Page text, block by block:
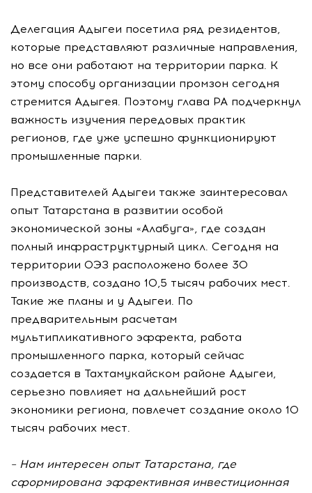
Делегация Адыгеи посетила ряд резидентов,
которые представляют различные направления,
но все они работают на территории парка. К
этому способу организации промзон сегодня
стремится Адыгея. Поэтому глава РА подчеркнул
важность изучения передовых практик
регионов, где уже успешно функционируют
промышленные парки.
Представителей Адыгеи также заинтересовал
опыт Татарстана в развитии особой
экономической зоны «Алабуга», где создан
полный инфраструктурный цикл. Сегодня на
территории ОЭЗ расположено более 30
производств, создано 10,5 тысяч рабочих мест.
Такие же планы и у Адыгеи. По
предварительным расчетам
мультипликативного эффекта, работа
промышленного парка, который сейчас
создается в Тахтамукайском районе Адыгеи,
серьезно повлияет на дальнейший рост
экономики региона, повлечет создание около 10
тысяч рабочих мест.
– Нам интересен опыт Татарстана, где
сформирована эффективная инвестиционная